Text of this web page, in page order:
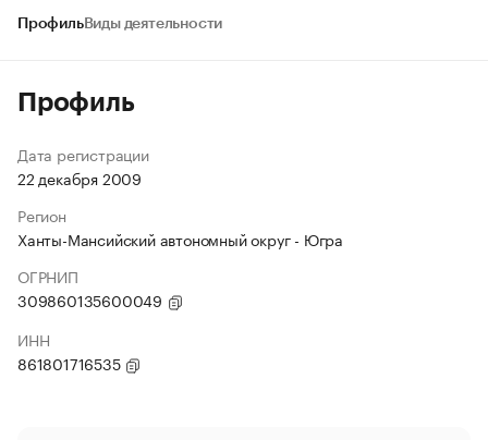
ПрофильВиды деятельности
Профиль
Дата регистрации
22 декабря 2009
Регион
Ханты-Мансийский автономный округ - Югра
ОГРНИП
309860135600049
ИНН
861801716535